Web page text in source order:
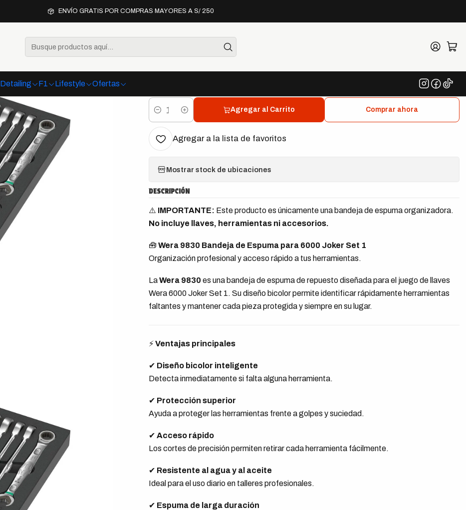
Detailing F1 Lifestyle Ofertas
ENVÍO GRATIS POR COMPRAS MAYORES A S/ 250
Organización y almacenamiento Wera 9830 Bandeja de Espuma para 6000 Joker Set 1
Wera 9830 Bandeja de Espuma para
6000 Joker Set 1
Cantidad
Agregar al Carrito Comprar ahora
Agregar a la lista de favoritos
Mostrar stock de ubicaciones
DESCRIPCIÓN
⚠️ IMPORTANTE: Este producto es únicamente una bandeja de espuma organizadora.
No incluye llaves, herramientas ni accesorios.
🧰 Wera 9830 Bandeja de Espuma para 6000 Joker Set 1
Organización profesional y acceso rápido a tus herramientas.
LaWera 9830 es una bandeja de espuma de repuesto diseñada para el juego de llaves
Wera 6000 Joker Set 1. Su diseño bicolor permite identificar rápidamente herramientas
faltantes y mantener cada pieza protegida y siempre en su lugar.
⚡Ventajas principales
✔ Diseño bicolor inteligente
Detecta inmediatamente si falta alguna herramienta.
✔ Protección superior
Ayuda a proteger las herramientas frente a golpes y suciedad.
✔ Acceso rápido
Los cortes de precisión permiten retirar cada herramienta fácilmente.
✔ Resistente al agua y al aceite
Ideal para el uso diario en talleres profesionales.
✔ Espuma de larga duración